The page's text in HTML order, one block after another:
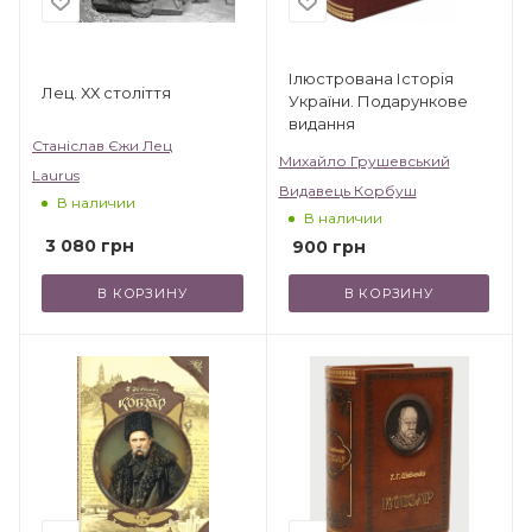
Лец. ХХ століття
Станіслав Єжи Лец
Laurus
В наличии
3 080 грн
В КОРЗИНУ
Ілюстрована Історія
України. Подарункове
видання
Михайло Грушевський
Видавець Корбуш
В наличии
900грн
В КОРЗИНУ